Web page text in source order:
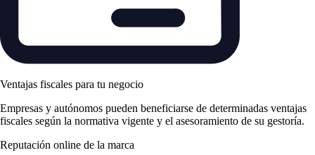
Ventajas fiscales para tu negocio
Empresas y autónomos pueden beneficiarse de determinadas ventajas
fiscales según la normativa vigente y el asesoramiento de su gestoría.
Reputación online de la marca